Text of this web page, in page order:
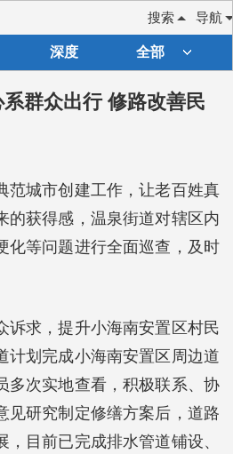
导航
搜索
深度 全部
群众出行 修路改善民
范城市创建工作，让老百姓真
的获得感，温泉街道对辖区内
化等问题进行全面巡查，及时
诉求，提升小海南安置区村民
计划完成小海南安置区周边道
多次实地查看，积极联系、协
见研究制定修缮方案后，道路
目前已完成排水管道铺设、